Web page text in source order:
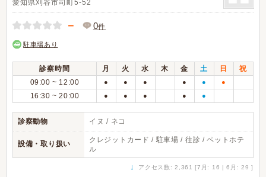
愛知県刈谷市司町5-52
－ 0件
駐車場あり
診察時間 月 火 水 木 金 土 日
祝
09:00 ~ 12:00
● ● ● ● ● ●
16:30 ~ 20:00 ● ● ● ● ●
診察動物 イヌ / ネコ
設備・取り扱い
クレジットカード / 駐車場 / 往診 / ペットホテ
ル
↓ アクセス数: 2,361 [7月: 16 | 6月: 29 ]